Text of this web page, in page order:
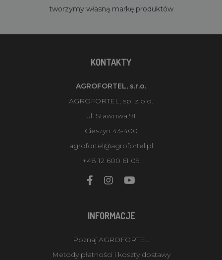
tworzymy własną markę produktów
KONTAKTY
AGROFORTEL, s.r.o.
AGROFORTEL, sp. z o.o.
ul. Stawowa 91
Cieszyn 43-400
agrofortel@agrofortel.pl
+48 12 600 61 09
INFORMACJE
Poznaj AGROFORTEL
Metody płatności i koszty dostawy